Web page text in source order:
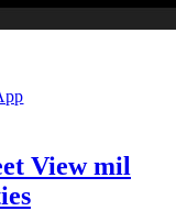
View mil